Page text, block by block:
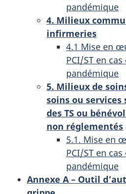
pandémique
4. Milieux
infirmeries
4.1 Mise en
PCI/ST en
pandémique
5. Milieux de
soins ou
des TS ou
non réglementés
5.1. Mise en
PCI/ST en
pandémique
Annexe A – Outil